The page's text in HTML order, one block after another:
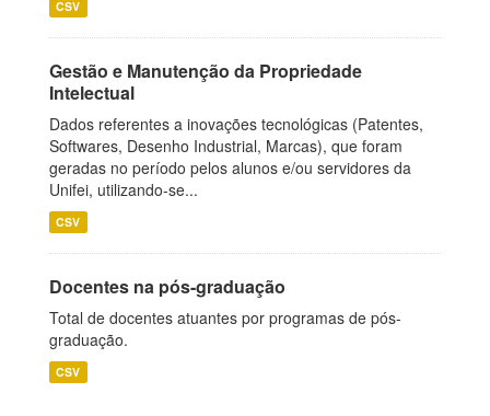
CSV
Gestão e Manutenção da Propriedade
Intelectual
Dados referentes a inovações tecnológicas (Patentes,
Softwares, Desenho Industrial, Marcas), que foram
geradas no período pelos alunos e/ou servidores da
Unifei, utilizando-se...
CSV
Docentes na pós-graduação
Total de docentes atuantes por programas de pós-
graduação.
CSV